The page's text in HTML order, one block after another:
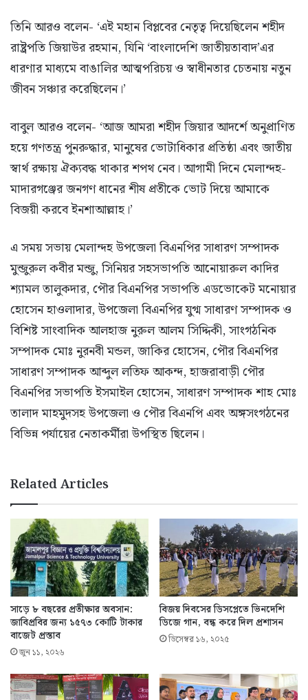
তিনি আরও বলেন- ‘এই মহান বিপ্লবের নেতৃত্ব দিয়েছিলেন শহীদ
রাষ্ট্রপতি জিয়াউর রহমান, যিনি ‘বাংলাদেশি জাতীয়তাবাদ’এর
ধারণার মাধ্যমে বাঙালির আত্মপরিচয় ও স্বাধীনতার চেতনায় নতুন
জীবন সঞ্চার করেছিলেন।’
বাবুল আরও বলেন- ‘আজ আমরা শহীদ জিয়ার আদর্শে অনুপ্রাণিত
হয়ে গণতন্ত্র পুনরুদ্ধার, মানুষের ভোটাধিকার প্রতিষ্ঠা এবং জাতীয়
স্বার্থ রক্ষায় ঐক্যবদ্ধ থাকার শপথ নেব। আগামী দিনে মেলান্দহ-
মাদারগঞ্জের জনগণ ধানের শীষ প্রতীকে ভোট দিয়ে আমাকে
বিজয়ী করবে ইনশাআল্লাহ।’
এ সময় সভায় মেলান্দহ উপজেলা বিএনপির সাধারণ সম্পাদক
মুন্জুরুল কবীর মন্জু, সিনিয়র সহসভাপতি আনোয়ারুল কাদির
শ্যামল তালুকদার, পৌর বিএনপির সভাপতি এডভোকেট মনোয়ার
হোসেন হাওলাদার, উপজেলা বিএনপির যুগ্ম সাধারণ সম্পাদক ও
বিশিষ্ট সাংবাদিক আলহাজ নুরুল আলম সিদ্দিকী, সাংগঠনিক
সম্পাদক মোঃ নুরনবী মন্ডল, জাকির হোসেন, পৌর বিএনপির
সাধারণ সম্পাদক আব্দুল লতিফ আকন্দ, হাজরাবাড়ী পৌর
বিএনপির সভাপতি ইসমাইল হোসেন, সাধারণ সম্পাদক শাহ মোঃ
তালাদ মাহমুদসহ উপজেলা ও পৌর বিএনপি এবং অঙ্গসংগঠনের
বিভিন্ন পর্যায়ের নেতাকর্মীরা উপস্থিত ছিলেন।
Related Articles
সাড়ে ৮ বছরের প্রতীক্ষার অবসান:
জাবিপ্রবির জন্য ১৫৭৩ কোটি টাকার
বাজেট প্রস্তাব
জুন ১১, ২০২৬
বিজয় দিবসের ডিসপ্লেতে ভিনদেশি
ডিজে গান, বন্ধ করে দিল প্রশাসন
ডিসেম্বর ১৬, ২০২৫